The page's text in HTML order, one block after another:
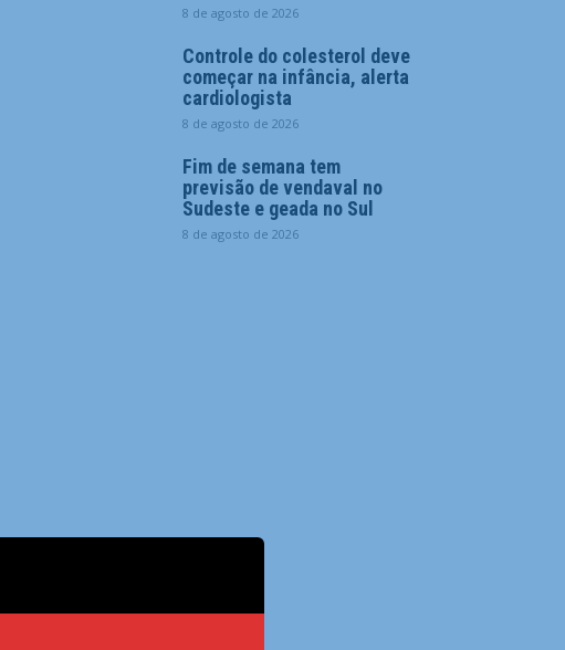
8 de agosto de 2026
Controle do colesterol deve
começar na infância, alerta
cardiologista
8 de agosto de 2026
Fim de semana tem
previsão de vendaval no
Sudeste e geada no Sul
8 de agosto de 2026